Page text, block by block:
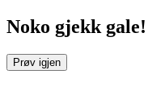
Noko gjekk gale!
Prøv igjen